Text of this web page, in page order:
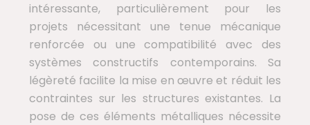
intéressante, particulièrement pour les
projets nécessitant une tenue mécanique
renforcée ou une compatibilité avec des
systèmes constructifs contemporains. Sa
légèreté facilite la mise en œuvre et réduit les
contraintes sur les structures existantes. La
pose de ces éléments métalliques nécessite